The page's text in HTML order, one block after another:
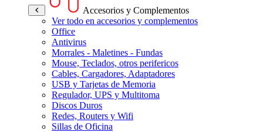
Accesorios y Complementos
Ver todo en accesorios y complementos
Office
Antivirus
Morrales - Maletines - Fundas
Mouse, Teclados, otros perifericos
Cables, Cargadores, Adaptadores
USB y Tarjetas de Memoria
Regulador, UPS y Multitoma
Discos Duros
Redes, Routers y Wifi
Sillas de Oficina